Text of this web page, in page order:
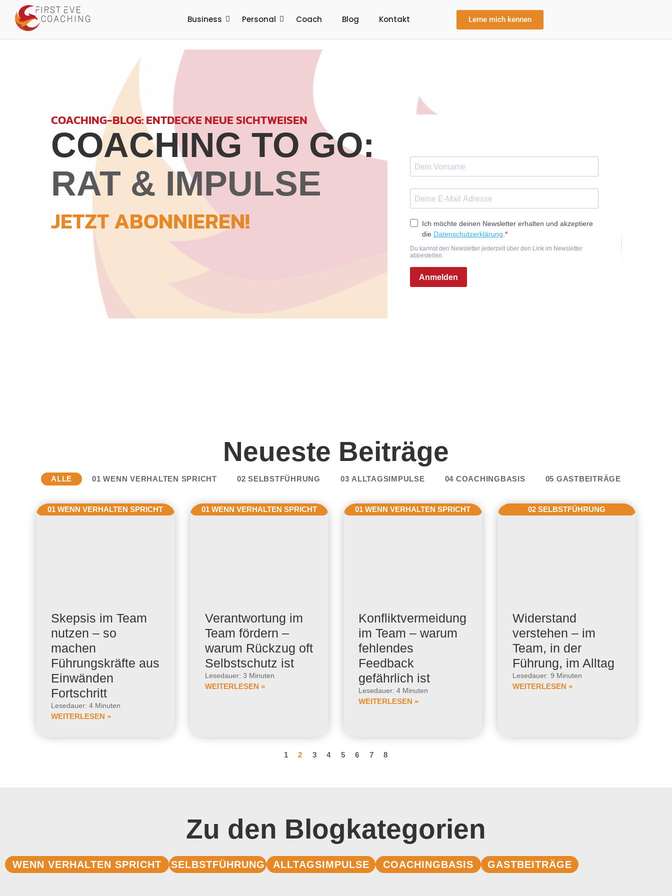
Business Personal Coach Blog Kontakt Lerne mich kennen
COACHING-BLOG: ENTDECKE NEUE SICHTWEISEN
COACHING TO GO:
RAT & IMPULSE
JETZT ABONNIEREN!
Neueste Beiträge
01 WENN VERHALTEN SPRICHT 02 SELBSTFÜHRUNG 03 ALLTAGSIMPULSE 04 COACHINGBASIS 05 GASTBEITRÄGE
ALLE
01 WENN VERHALTEN SPRICHT
Skepsis im Team
nutzen – so
machen
Führungskräfte aus
Einwänden
Fortschritt
Lesedauer: 4 Minuten
WEITERLESEN »
01 WENN VERHALTEN SPRICHT
Verantwortung im
Team fördern –
warum Rückzug oft
Selbstschutz ist
Lesedauer: 3 Minuten
WEITERLESEN »
01 WENN VERHALTEN SPRICHT
Konfliktvermeidung
im Team – warum
fehlendes
Feedback
gefährlich ist
Lesedauer: 4 Minuten
WEITERLESEN »
02 SELBSTFÜHRUNG
Widerstand
verstehen – im
Team, in der
Führung, im Alltag
Lesedauer: 9 Minuten
WEITERLESEN »
1 2 3 4 5 6 7 8
Zu den Blogkategorien
WENN VERHALTEN SPRICHT SELBSTFÜHRUNG ALLTAGSIMPULSE COACHINGBASIS GASTBEITRÄGE